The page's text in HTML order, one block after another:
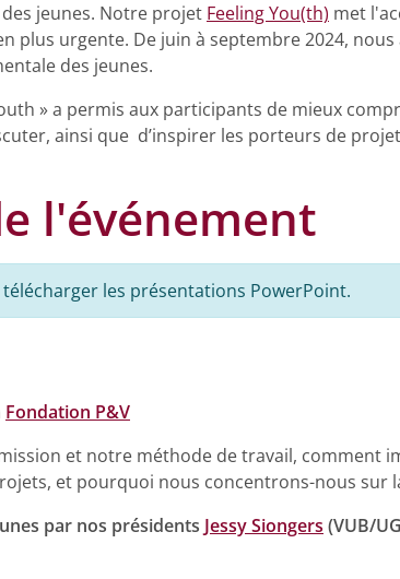
jeunes. Notre projet Feeling You(th) met
plus urgente. De juin à septembre 2024, nous
des jeunes.
» a permis aux participants de mieux
ainsi que d’inspirer les porteurs de
l'événement
les présentations PowerPoint.
Fondation P&V
et notre méthode de travail, comment
et pourquoi nous concentrons-nous sur
par nos présidents Jessy Siongers (VUB/